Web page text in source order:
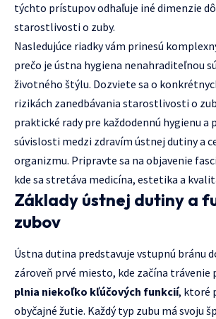
týchto prístupov odhaľuje iné dimenzie
starostlivosti o zuby.
Nasledujúce riadky vám prinesú
prečo je ústna hygiena nenahraditeľnou
životného štýlu. Dozviete sa o
rizikách zanedbávania starostlivosti o
praktické rady pre každodennú hygienu a
súvislosti medzi zdravím ústnej dutiny a
organizmu. Pripravte sa na objavenie
kde sa stretáva medicína, estetika a
Základy ústnej dutiny a
zubov
Ústna dutina predstavuje vstupnú bránu
zároveň prvé miesto, kde začína trávenie
plnia niekoľko kľúčových funkcií, ktoré
obyčajné žutie. Každý typ zubu má svoju